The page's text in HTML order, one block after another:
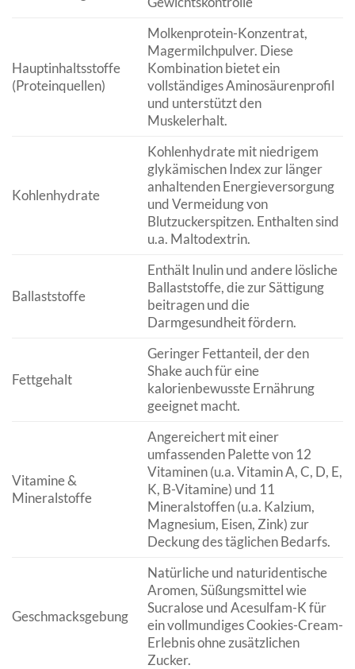
Hauptinhaltsstoffe
(Proteinquellen)
Molkenprotein-Konzentrat,
Magermilchpulver. Diese
Kombination bietet ein
vollständiges Aminosäurenprofil
und unterstützt den
Muskelerhalt.
Kohlenhydrate
Kohlenhydrate mit niedrigem
glykämischen Index zur länger
anhaltenden Energieversorgung
und Vermeidung von
Blutzuckerspitzen. Enthalten sind
u.a. Maltodextrin.
Ballaststoffe
Enthält Inulin und andere lösliche
Ballaststoffe, die zur Sättigung
beitragen und die
Darmgesundheit fördern.
Fettgehalt
Geringer Fettanteil, der den
Shake auch für eine
kalorienbewusste Ernährung
geeignet macht.
Vitamine &
Mineralstoffe
Angereichert mit einer
umfassenden Palette von 12
Vitaminen (u.a. Vitamin A, C, D, E,
K, B-Vitamine) und 11
Mineralstoffen (u.a. Kalzium,
Magnesium, Eisen, Zink) zur
Deckung des täglichen Bedarfs.
Geschmacksgebung
Natürliche und naturidentische
Aromen, Süßungsmittel wie
Sucralose und Acesulfam-K für
ein vollmundiges Cookies-Cream-
Erlebnis ohne zusätzlichen
Zucker.